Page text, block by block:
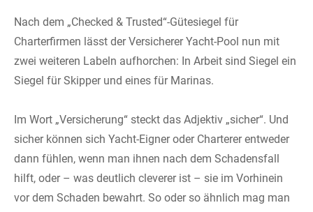
Nach dem „Checked & Trusted“-Gütesiegel für
Charterfirmen lässt der Versicherer Yacht-Pool nun mit
zwei weiteren Labeln aufhorchen: In Arbeit sind Siegel ein
Siegel für Skipper und eines für Marinas. ­­ ­ ­
Im Wort „Versicherung“ steckt das Adjektiv „sicher“. Und
sicher können sich Yacht-Eigner oder Charterer entweder
dann fühlen, wenn man ihnen nach dem Schadensfall
hilft, oder – was deutlich cleverer ist – sie im Vorhinein
vor dem Schaden bewahrt. So oder so ähnlich mag man